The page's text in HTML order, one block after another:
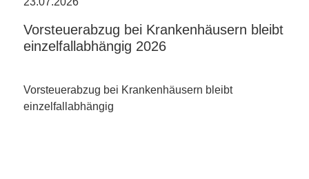
Vorsteuerabzug bei Krankenhäusern bleibt
einzelfallabhängig 2026
Vorsteuerabzug bei Krankenhäusern bleibt
einzelfallabhängig